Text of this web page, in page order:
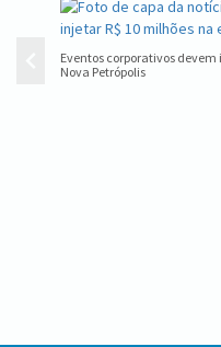
Eventos corporativos
Nova Petrópolis